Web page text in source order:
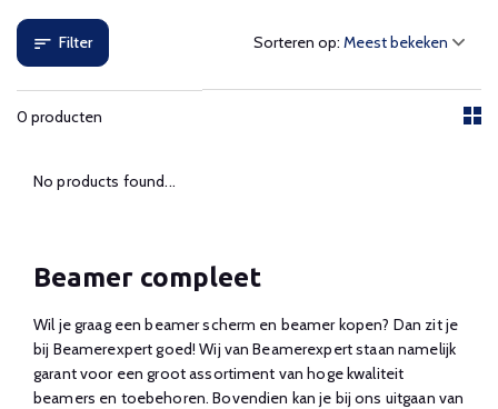
Filter
0 producten
Sorteren op:
No products found...
Beamer compleet
Wil je graag een beamer scherm en beamer kopen? Dan zit je
bij Beamerexpert goed! Wij van Beamerexpert staan namelijk
garant voor een groot assortiment van hoge kwaliteit
beamers en toebehoren. Bovendien kan je bij ons uitgaan van